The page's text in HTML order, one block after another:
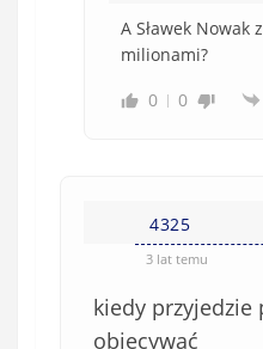
A Sławek
milionami?
0
0
4325
3 lat temu
kiedy przyjedzie
obiecywać